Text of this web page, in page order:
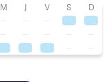
M J V S D